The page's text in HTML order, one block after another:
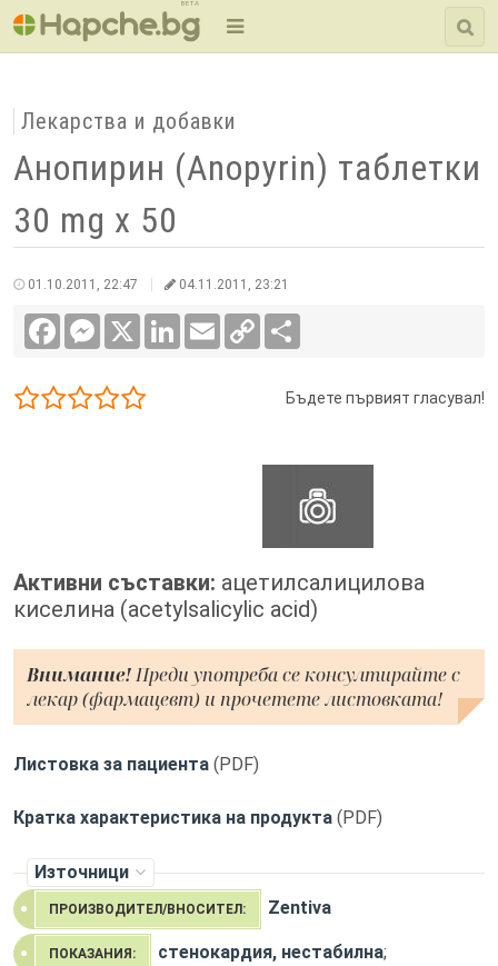
BETA
Лекарства и добавки
Анопирин (Anopyrin) таблетки
30 mg x 50
01.10.2011, 22:47 04.11.2011, 23:21
FacebookMessenger LinkedInEmail
Copy
Link
1/52/53/54/55/5 Бъдете първият гласувал!
Активни съставки: ацетилсалицилова
киселина (acetylsalicylic acid)
Внимание!Преди употреба се консултирайте с
лекар (фармацевт) и прочетете листовката!
Листовка за пациента (PDF)
Кратка характеристика на продукта (PDF)
Източници
ПРОИЗВОДИТЕЛ/ВНОСИТЕЛ: Zentiva
ПОКАЗАНИЯ: стенокардия, нестабилна;